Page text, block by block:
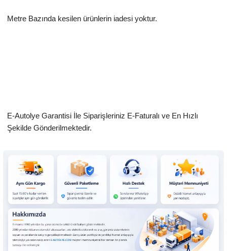
Metre Bazında kesilen ürünlerin iadesi yoktur.
E-Autolye Garantisi İle Siparişleriniz E-Faturalı ve En Hızlı
Şekilde Gönderilmektedir.